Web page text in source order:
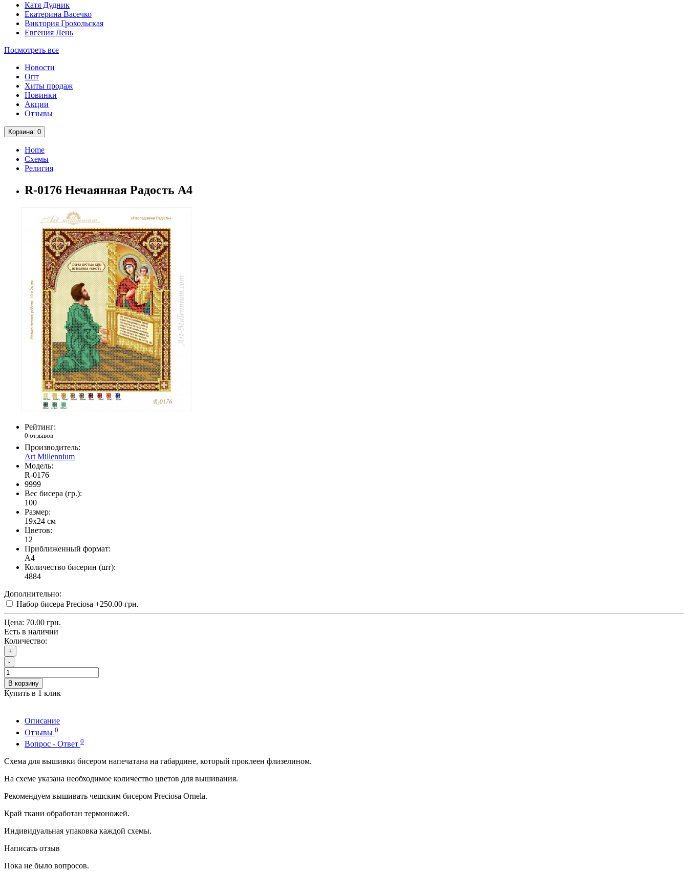
Катя Дудник
Екатерина Васечко
Виктория Грохольская
Евгения Лень
Посмотреть все
Новости
Опт
Хиты продаж
Новинки
Акции
Отзывы
Корзина: 0
Home
Схемы
Религия
R-0176 Нечаянная Радость А4
Рейтинг:
0 отзывов
Производитель:
Art Millennium
Модель:
R-0176
9999
Вес бисера (гр.):
100
Размер:
19x24 см
Цветов:
12
Приближенный формат:
A4
Количество бисерин (шт):
4884
Дополнительно:
Набор бисера Preciosa +250.00 грн.
Цена: 70.00 грн.
Есть в наличии
Количество:
+
-
В корзину
Купить в 1 клик
Описание
Отзывы 0
Вопрос - Ответ 0
Схема для вышивки бисером напечатана на габардине, который проклеен флизелином.
На схеме указана необходимое количество цветов для вышивания.
Рекомендуем вышивать чешским бисером Preciosa Ornela.
Край ткани обработан термоножей.
Индивидуальная упаковка каждой схемы.
Написать отзыв
Пока не было вопросов.